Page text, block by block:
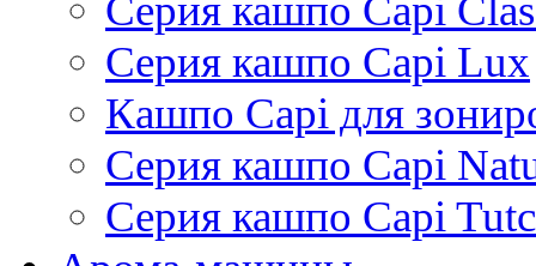
Серия кашпо Capi
Серия кашпо Capi Lux
Кашпо Capi для
Серия кашпо Capi
Серия кашпо Capi